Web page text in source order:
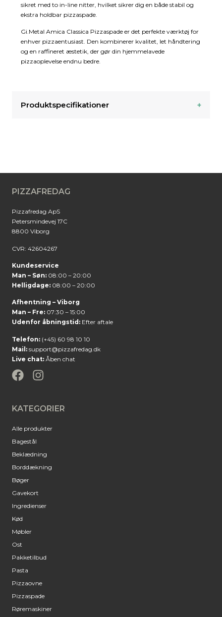
sikret med to in-line nitter, hvilket sikrer dig en både stabil og
ekstra holdbar pizzaspade.
Gi.Metal Amica Classica Pizzaspade er det perfekte værktøj for
enhver pizzaentusiast. Den kombinerer kvalitet, let håndtering
og en raffineret æstetik, der gør din hjemmelavede
pizzaoplevelse endnu bedre.
Produktspecifikationer
PIZZAFREDAG
Pizzafredag ApS
Petersmindevej 17C
8800 Viborg
CVR: 42604267
Kundeservice
Man – Søn: 08:00 – 20:00
Helligdage: 08:00 – 20:00
Afhentning – Viborg
Man – Fre: 07:30 – 15:00
Udenfor åbningstid: Efter aftale
Telefon: (+45) 60 98 10 10
Mail: support@pizzafredag.dk
Live chat: Åben chat
KATEGORIER
Alle produkter
Bagestål
Beklædning
Borddækning
Bøger
Gavekort
Ingredienser
Kød
Møbler
Ost
Pakketilbud
Pasta
Pizzaovne
Pizzaspade
Røremaskiner